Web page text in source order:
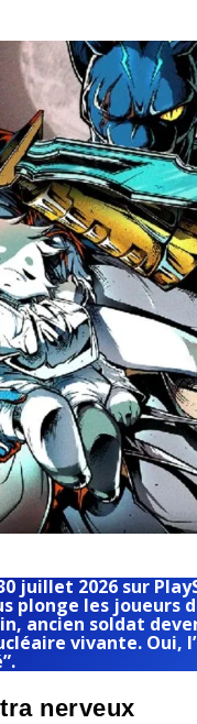
juillet 2026 sur
plonge les
ancien soldat
vivante. Oui,
nerveux